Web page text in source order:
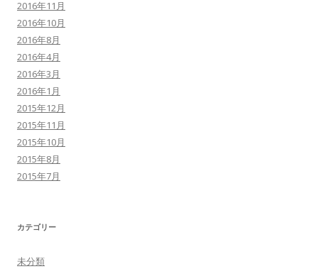
2016年11月
2016年10月
2016年8月
2016年4月
2016年3月
2016年1月
2015年12月
2015年11月
2015年10月
2015年8月
2015年7月
カテゴリー
未分類